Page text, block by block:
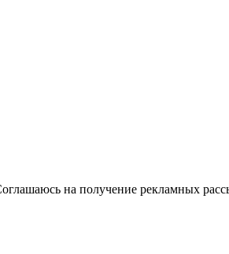
на получение рекламных